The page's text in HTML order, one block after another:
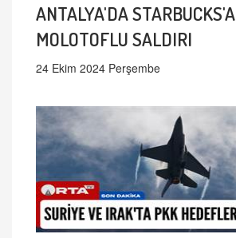
ANTALYA'DA STARBUCKS'A
MOLOTOFLU SALDIRI
24 Ekim 2024 Perşembe